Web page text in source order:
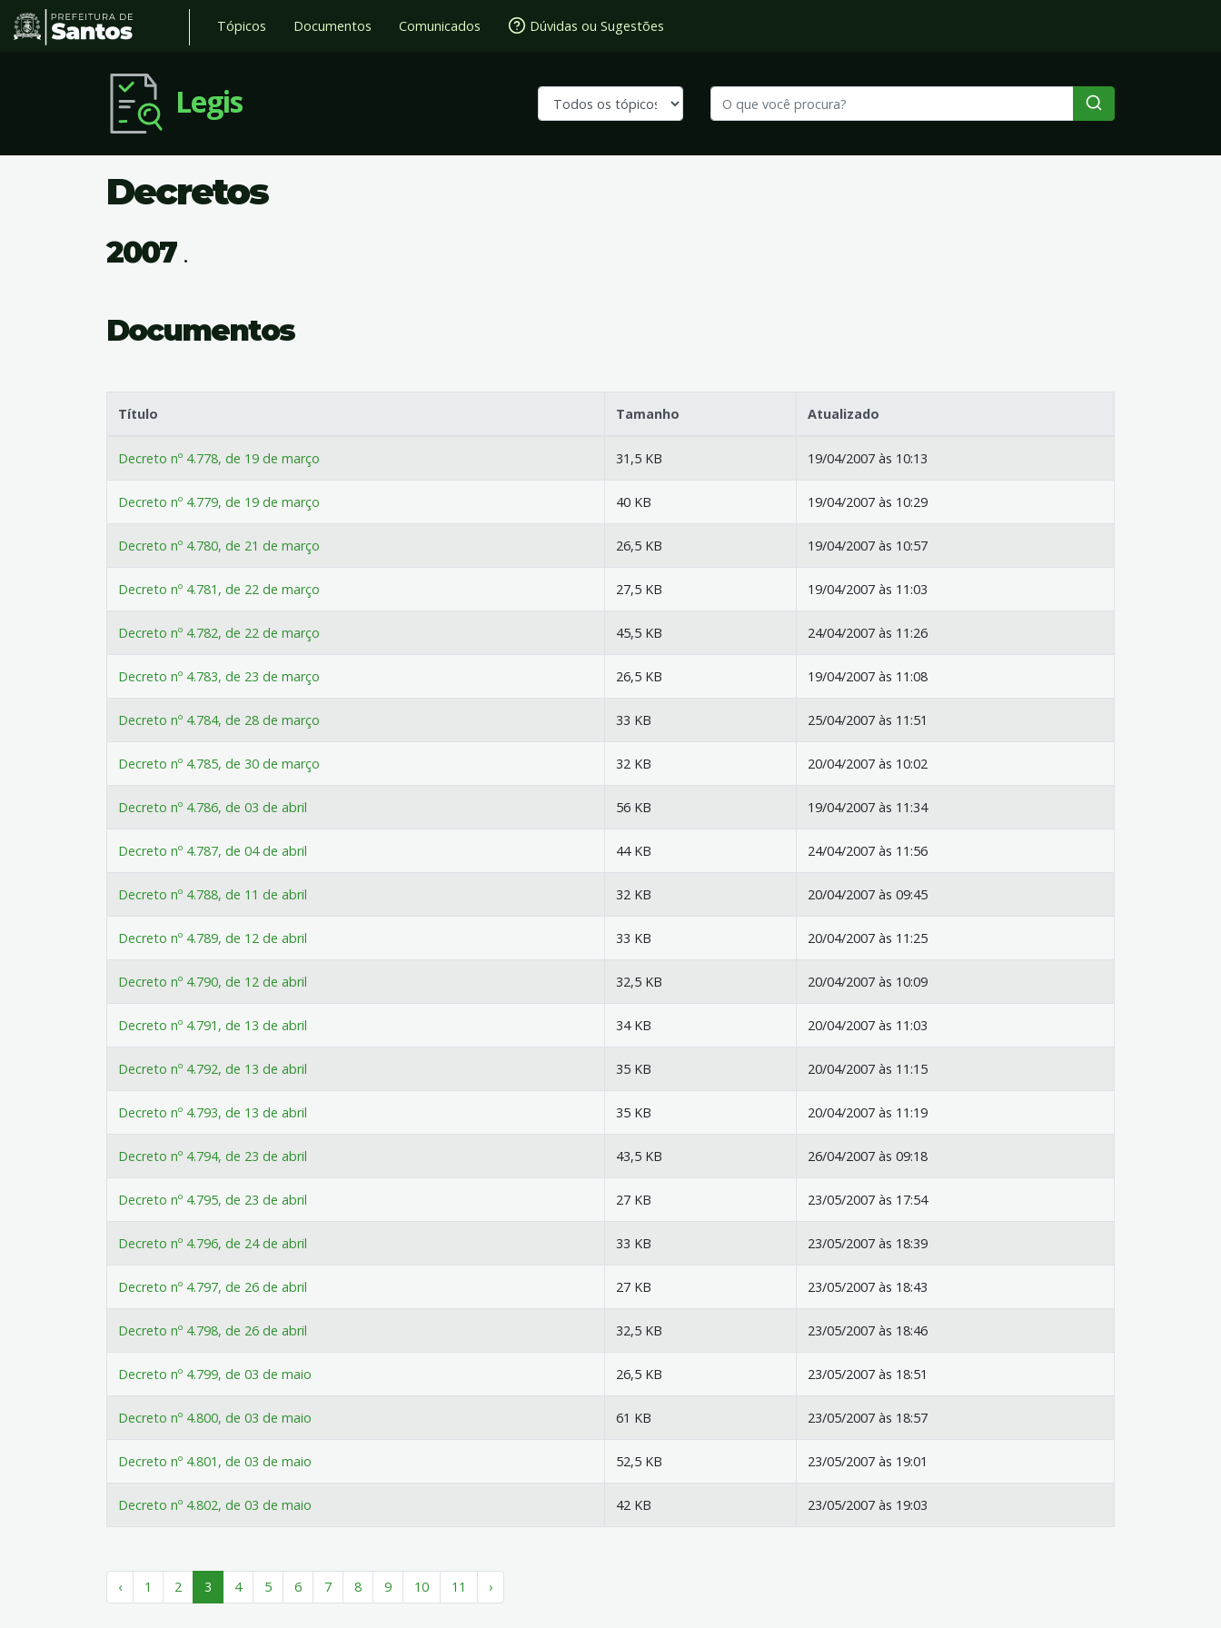
Tópicos Documentos Comunicados Dúvidas ou Sugestões
Legis
Decretos
2007 .
Documentos
Título Tamanho Atualizado
Decreto nº 4.778, de 19 de março 31,5 KB 19/04/2007 às 10:13
Decreto nº 4.779, de 19 de março 40 KB 19/04/2007 às 10:29
Decreto nº 4.780, de 21 de março 26,5 KB 19/04/2007 às 10:57
Decreto nº 4.781, de 22 de março 27,5 KB 19/04/2007 às 11:03
Decreto nº 4.782, de 22 de março 45,5 KB 24/04/2007 às 11:26
Decreto nº 4.783, de 23 de março 26,5 KB 19/04/2007 às 11:08
Decreto nº 4.784, de 28 de março 33 KB 25/04/2007 às 11:51
Decreto nº 4.785, de 30 de março 32 KB 20/04/2007 às 10:02
Decreto nº 4.786, de 03 de abril 56 KB 19/04/2007 às 11:34
Decreto nº 4.787, de 04 de abril 44 KB 24/04/2007 às 11:56
Decreto nº 4.788, de 11 de abril 32 KB 20/04/2007 às 09:45
Decreto nº 4.789, de 12 de abril 33 KB 20/04/2007 às 11:25
Decreto nº 4.790, de 12 de abril 32,5 KB 20/04/2007 às 10:09
Decreto nº 4.791, de 13 de abril 34 KB 20/04/2007 às 11:03
Decreto nº 4.792, de 13 de abril 35 KB 20/04/2007 às 11:15
Decreto nº 4.793, de 13 de abril 35 KB 20/04/2007 às 11:19
Decreto nº 4.794, de 23 de abril 43,5 KB 26/04/2007 às 09:18
Decreto nº 4.795, de 23 de abril 27 KB 23/05/2007 às 17:54
Decreto nº 4.796, de 24 de abril 33 KB 23/05/2007 às 18:39
Decreto nº 4.797, de 26 de abril 27 KB 23/05/2007 às 18:43
Decreto nº 4.798, de 26 de abril 32,5 KB 23/05/2007 às 18:46
Decreto nº 4.799, de 03 de maio 26,5 KB 23/05/2007 às 18:51
Decreto nº 4.800, de 03 de maio 61 KB 23/05/2007 às 18:57
Decreto nº 4.801, de 03 de maio 52,5 KB 23/05/2007 às 19:01
Decreto nº 4.802, de 03 de maio 42 KB 23/05/2007 às 19:03
‹ 1 2 3 4 5 6 7 8 9 10 11 ›